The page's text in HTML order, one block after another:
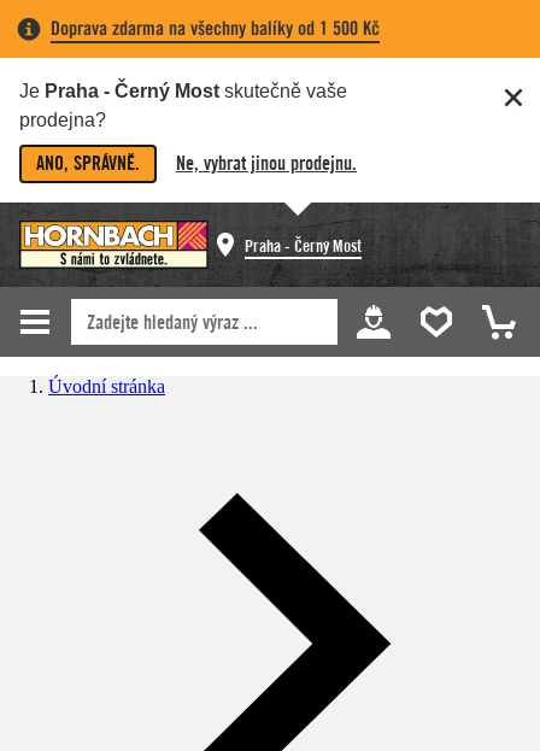
Doprava zdarma na všechny balíky od 1 500 Kč
Je Praha - Černý Most skutečně vaše
prodejna?
ANO, SPRÁVNĚ. Ne, vybrat jinou prodejnu.
Praha - Černý Most
Úvodní stránka